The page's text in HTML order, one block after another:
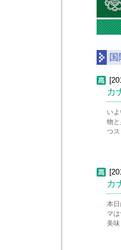
カ
い
物
つ
カ
本
マ
美